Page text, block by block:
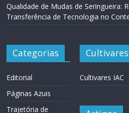
Qualidade de Mudas de Seringueira:
Transferência de Tecnologia no
Categorias
Editorial
Páginas Azuis
Trajetória de
Cultivares
Cultivares IAC